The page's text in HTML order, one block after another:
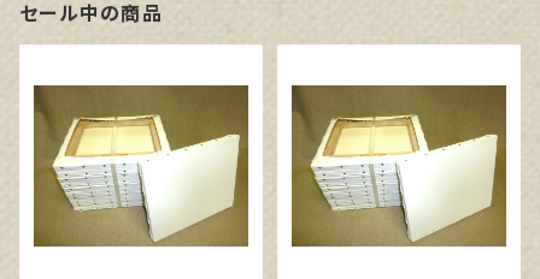
セール中の商品